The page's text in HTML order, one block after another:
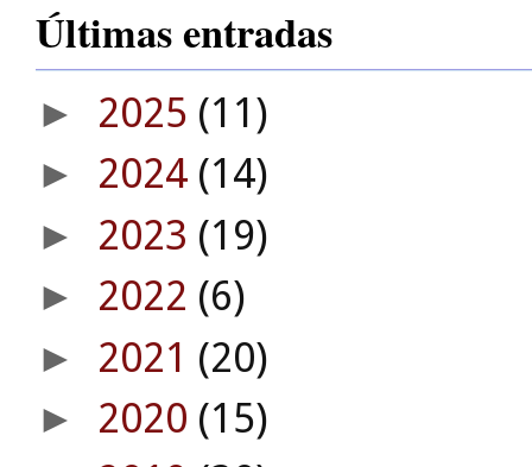
Últimas entradas
► 2025 (11)
► 2024 (14)
► 2023 (19)
► 2022 (6)
► 2021 (20)
► 2020 (15)